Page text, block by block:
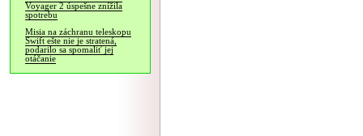
Voyager 2 úspešne znížila
spotrebu
Misia na záchranu teleskopu
Swift ešte nie je stratená,
podarilo sa spomaliť jej
otáčanie